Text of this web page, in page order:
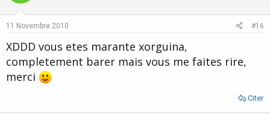
t
e
11 Novembre 2010 #16
XDDD vous etes marante xorguina,
completement barer mais vous me faites rire,
merci
Citer